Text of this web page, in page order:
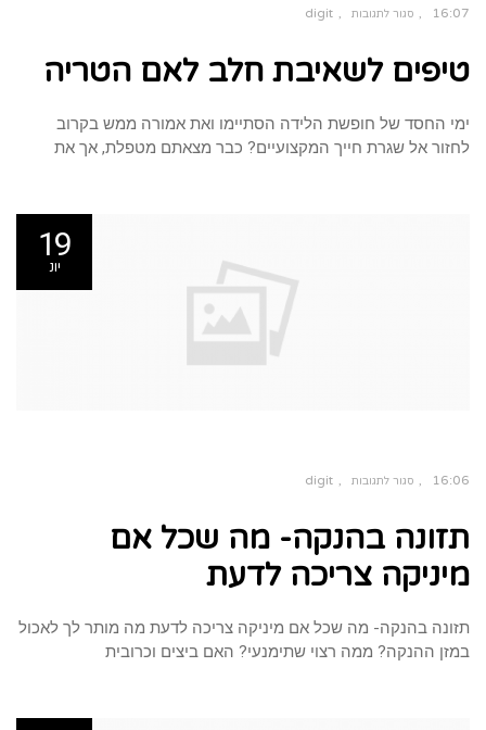
16:07 סגור לתגובות
לשאיבת
חלב
לאם
digit
טיפים לשאיבת חלב לאם הטריה
ימי החסד של חופשת הלידה הסתיימו ואת אמורה ממש בקרוב
לחזור אל שגרת חייך המקצועיים? כבר מצאתם מטפלת, אך את
19
יונ
16:06 סגור לתגובות
בהנקה-
מה
שכל
מיניקה
צריכה
לדעת
digit
תזונה בהנקה- מה שכל אם
מיניקה צריכה לדעת
תזונה בהנקה- מה שכל אם מיניקה צריכה לדעת מה מותר לך לאכול
במזן ההנקה? ממה רצוי שתימנעי? האם ביצים וכרובית